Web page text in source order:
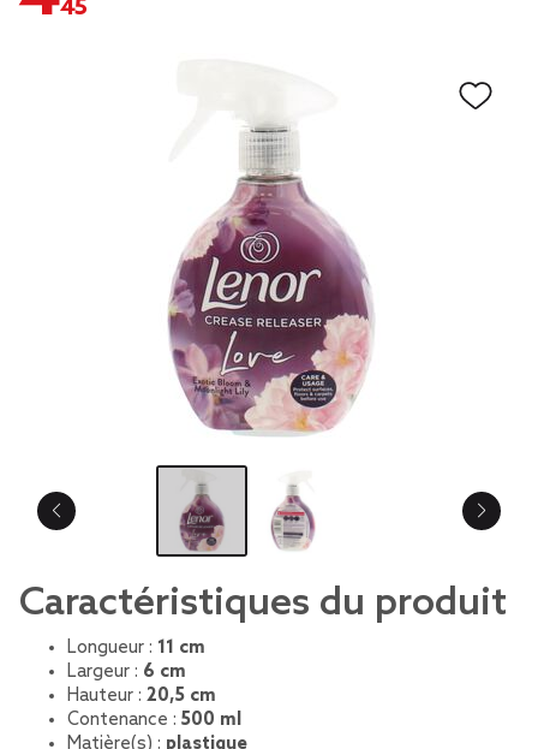
Caractéristiques du produit
Longueur : 11 cm
Largeur : 6 cm
Hauteur : 20,5 cm
Contenance : 500 ml
Matière(s) : plastique